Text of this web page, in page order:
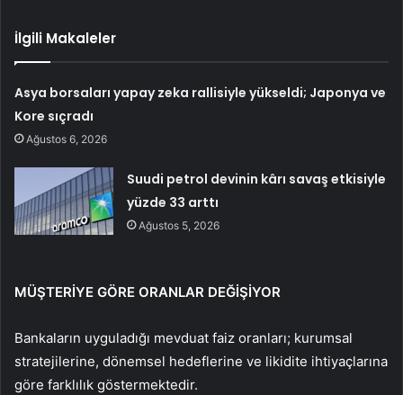
İlgili Makaleler
Asya borsaları yapay zeka rallisiyle yükseldi; Japonya ve
Kore sıçradı
Ağustos 6, 2026
Suudi petrol devinin kârı savaş etkisiyle
yüzde 33 arttı
Ağustos 5, 2026
MÜŞTERİYE GÖRE ORANLAR DEĞİŞİYOR
Bankaların uyguladığı mevduat faiz oranları; kurumsal
stratejilerine, dönemsel hedeflerine ve likidite ihtiyaçlarına
göre farklılık göstermektedir.